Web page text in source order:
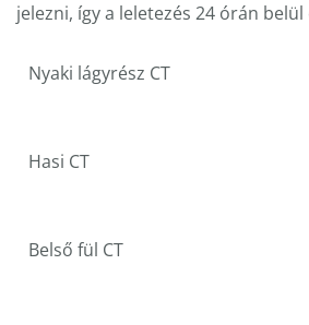
jelezni, így a leletezés 24 órán belül
Nyaki lágyrész CT
Hasi CT
Belső fül CT